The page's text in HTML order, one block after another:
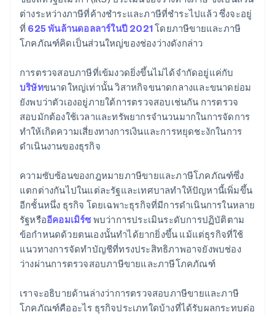
ต่างระหว่างภาษีที่ค้างชำระและภาษีที่ชำระไปแล้ว ซึ่งจะอยู่
ที่ 625 พันล้านดอลลาร์ในปี 2021โดยภาษีขายและภาษี
โภคภัณฑ์คิดเป็นส่วนใหญ่ของช่องว่างดังกล่าว
การตรวจสอบภาษีที่เข้มงวดยิ่งขึ้นไม่ได้จำกัดอยู่แค่กับ
บริษัทขนาดใหญ่เท่านั้น วิสาหกิจขนาดกลางและขนาดย่อม
ยังพบว่าตัวเองอยู่ภายใต้การตรวจสอบเช่นกัน การตรวจ
สอบมักต้องใช้เวลาและทรัพยากรจำนวนมากในการจัดการ
ทำให้เกิดความเสี่ยงทางการเงินและการหยุดชะงักในการ
ดำเนินงานของธุรกิจ
ความซับซ้อนของกฎหมายภาษีขายและภาษีโภคภัณฑ์ซึ่ง
แตกต่างกันไปในแต่ละรัฐและเทศบาลทำให้ปัญหานี้เพิ่มขึ้น
อีกชั้นหนึ่ง ธุรกิจ โดยเฉพาะธุรกิจที่มีการดำเนินการในหลาย
รัฐหรืออีคอมเมิร์ซพบว่าการประเมินระดับการปฏิบัติตาม
ข้อกำหนดด้วยตนเองนั้นทำได้ยากยิ่งขึ้น แม้แต่ธุรกิจที่ใช้
แนวทางการจัดทําบัญชีที่ทรงประสิทธิภาพอาจยังพบช่อง
ว่างผ่านการตรวจสอบภาษีขายและภาษีโภคภัณฑ์
เราจะอธิบายด้านล่างว่าการตรวจสอบภาษีขายและภาษี
โภคภัณฑ์คืออะไร ธุรกิจประเภทใดบ้างที่ได้รับผลกระทบต่อ